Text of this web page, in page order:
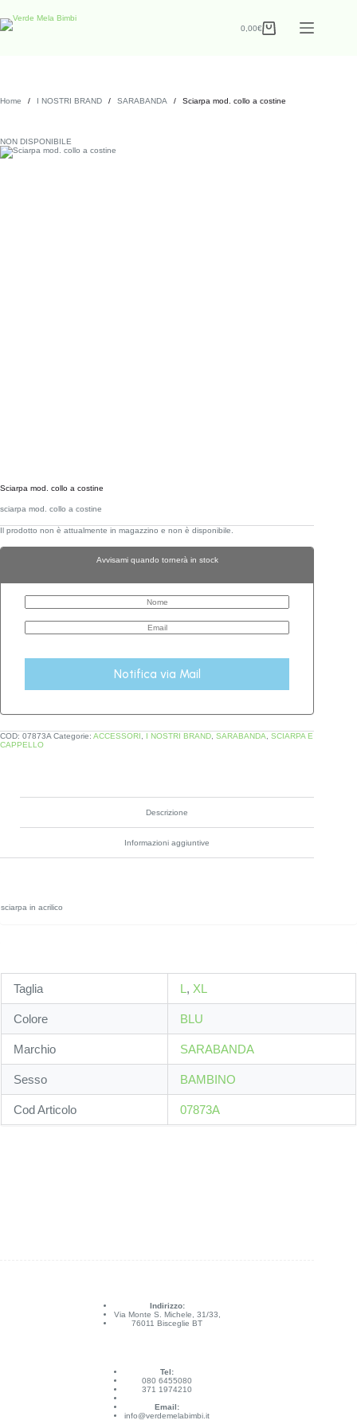
0,00€
Home / I NOSTRI BRAND / SARABANDA / Sciarpa mod. collo a costine
NON DISPONIBILE
Sciarpa mod. collo a costine
sciarpa mod. collo a costine
Il prodotto non è attualmente in magazzino e non è disponibile.
Avvisami quando tornerà in stock
Notifica via Mail
COD: 07873A Categorie: ACCESSORI I NOSTRI BRAND SARABANDA
SCIARPA E
CAPPELLO
Descrizione
Informazioni aggiuntive
sciarpa in acrilico
Taglia L , XL
Colore BLU
Marchio SARABANDA
Sesso BAMBINO
Cod Articolo 07873A
Indirizzo:
Via Monte S. Michele, 31/33,
76011 Bisceglie BT
Tel:
080 6455080
371 1974210
Email:
info@verdemelabimbi.it